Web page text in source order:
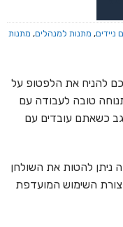
, מתנות למנהלים, מתנות
להניח את הלפטופ על
טובה לעבודה עם
כשאתם עובדים עם
ניתן להטות את השולחן
צורת השימוש המועדפת